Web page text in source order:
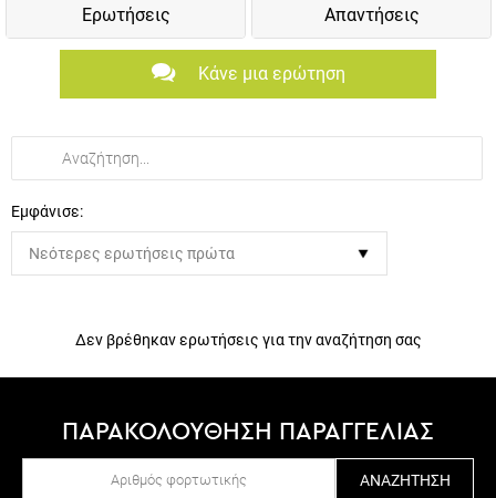
Ερωτήσεις Απαντήσεις
Κάνε μια ερώτηση
Εμφάνισε:
Δεν βρέθηκαν ερωτήσεις για την αναζήτηση σας
ΠΑΡΑΚΟΛΟΥΘΗΣΗ ΠΑΡΑΓΓΕΛΙΑΣ
ΑΝΑΖΉΤΗΣΗ